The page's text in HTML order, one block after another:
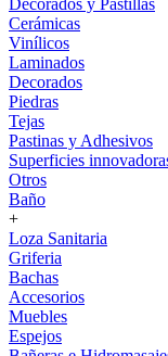
Decorados y Pastillas
Cerámicas
Vinílicos
Laminados
Decorados
Piedras
Tejas
Pastinas y Adhesivos
Superficies
Otros
Baño
+
Loza Sanitaria
Griferia
Bachas
Accesorios
Muebles
Espejos